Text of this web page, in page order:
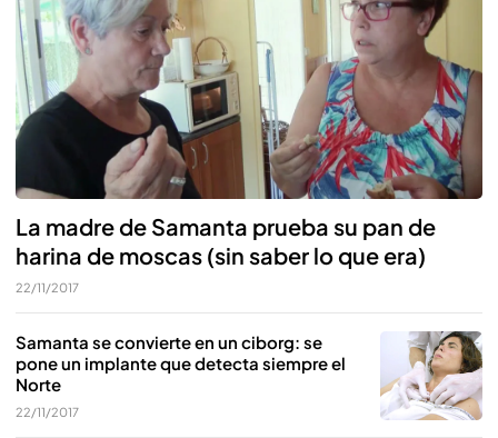
La madre de Samanta prueba su pan de
harina de moscas (sin saber lo que era)
22/11/2017
Samanta se convierte en un ciborg: se
pone un implante que detecta siempre el
Norte
22/11/2017